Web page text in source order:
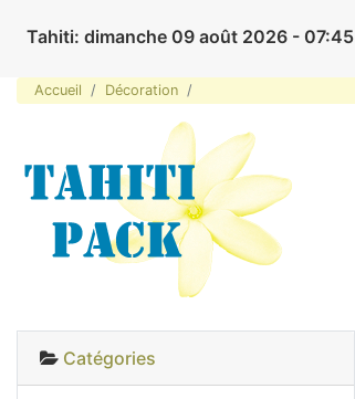
Tahiti: dimanche 09 août 2026 - 07:45
Accueil Décoration
Catégories